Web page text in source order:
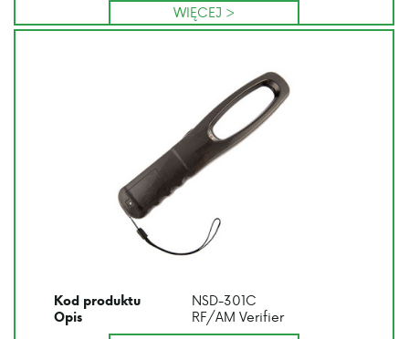
WIĘCEJ >
Kod produktu NSD-301C
Opis
RF/AM Verifier